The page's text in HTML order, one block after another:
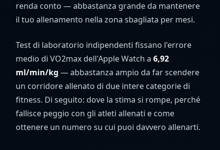
renda conto — abbastanza grande da mantenere
il tuo allenamento nella zona sbagliata per mesi.
Test di laboratorio indipendenti fissano l'errore
medio di VO2max dell'Apple Watch a 6,92
ml/min/kg — abbastanza ampio da far scendere
un corridore allenato di due intere categorie di
fitness. Di seguito: dove la stima si rompe, perché
fallisce peggio con gli atleti allenati e come
ottenere un numero su cui puoi davvero allenarti.